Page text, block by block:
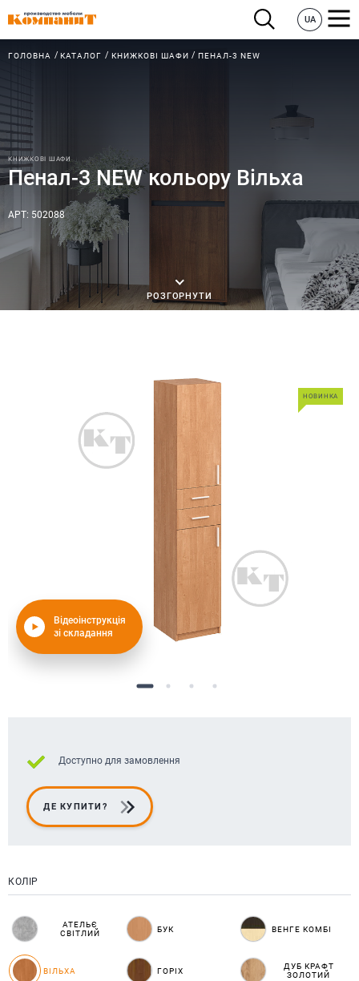
UA
ГОЛОВНА КАТАЛОГ КНИЖКОВІ ШАФИ ПЕНАЛ-3 NEW
КНИЖКОВІ ШАФИ
Пенал-3 NEW кольору Вільха
АРТ: 502088
РОЗГОРНУТИ
Відеоінструкція
зі складання
НОВИНКА
Доступно для замовлення
ДЕ КУПИТИ?
КОЛІР
АТЕЛЬЄ
СВІТЛИЙ
БУК ВЕНГЕ КОМБІ
ВІЛЬХА ГОРІХ
ДУБ КРАФТ
ЗОЛОТИЙ